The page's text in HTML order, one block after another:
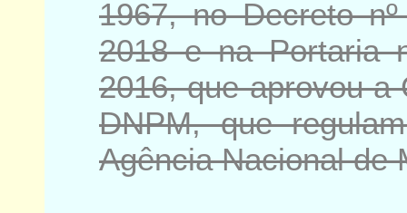
1967, no Decreto
2018 e na Portaria
2016, que aprovou a
DNPM, que
Agência Nacional de